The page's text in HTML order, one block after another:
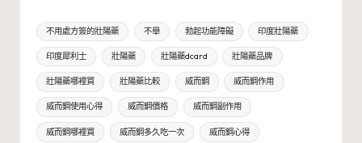
不用處方簽的壯陽藥 不舉 勃起功能障礙 印度壯陽藥
印度犀利士 壯陽藥 壯陽藥dcard 壯陽藥品牌
壯陽藥哪裡買 壯陽藥比較 威而鋼 威而鋼作用
威而鋼使用心得 威而鋼價格 威而鋼副作用
威而鋼哪裡買 威而鋼多久吃一次 威而鋼心得